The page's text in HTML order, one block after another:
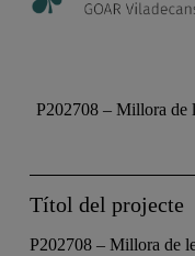
P202708 – Millora de
Títol del projecte
P202708 – Millora de